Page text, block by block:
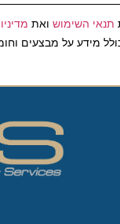
השימושואת מדיניות
על מבצעים וחומרים